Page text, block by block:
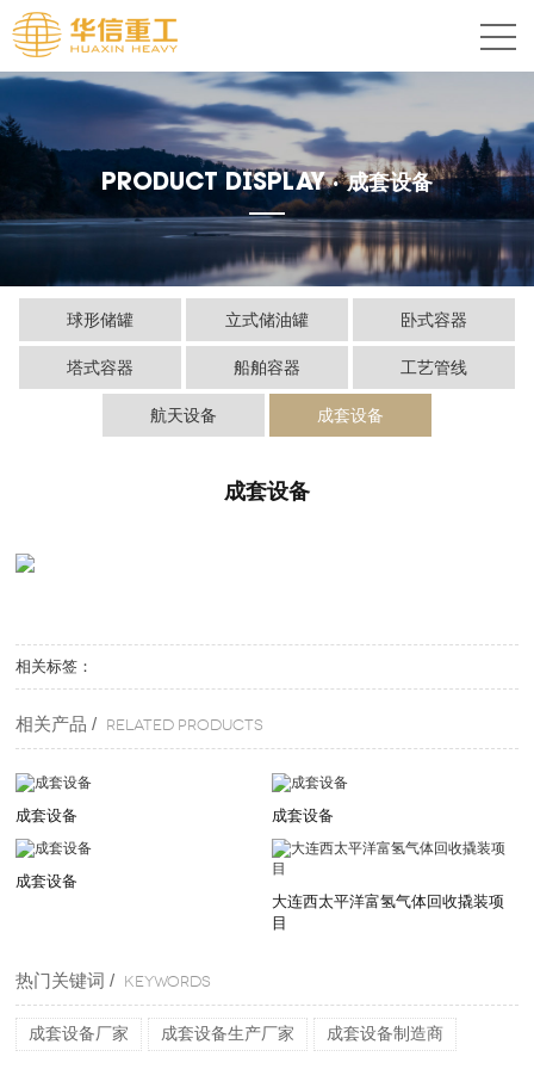
PRODUCT DISPLAY ·成套设备
球形储罐 立式储油罐 卧式容器
塔式容器 船舶容器 工艺管线
航天设备 成套设备
成套设备
相关标签：
相关产品 / Related products
成套设备 成套设备
成套设备
大连西太平洋富氢气体回收撬装项
目
热门关键词 / KEYWORDS
成套设备厂家 成套设备生产厂家 成套设备制造商